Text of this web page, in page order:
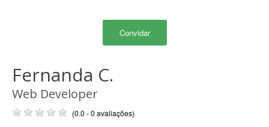
Convidar
Fernanda C.
Web Developer
(0.0 - 0 avaliações)